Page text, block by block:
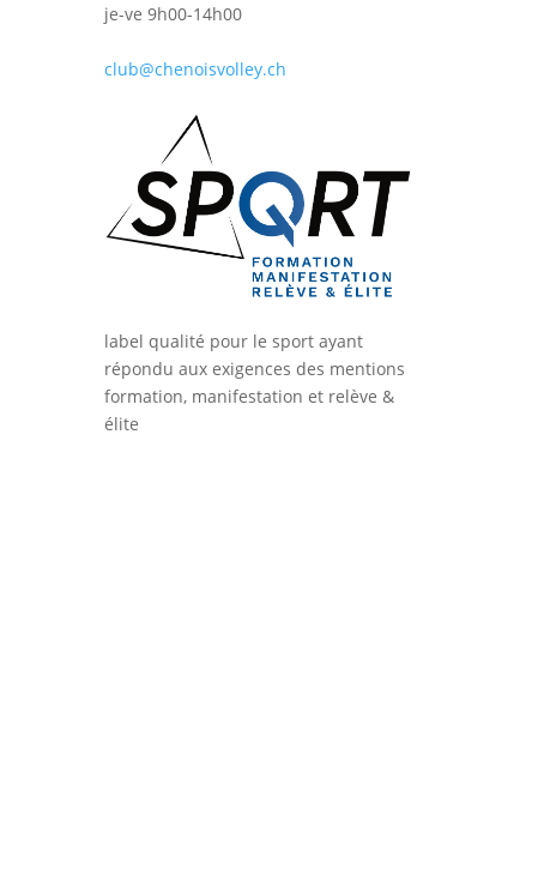
je-ve 9h00-14h00
club@chenoisvolley.ch
label qualité pour le sport ayant
répondu aux exigences des mentions
formation, manifestation et relève &
élite